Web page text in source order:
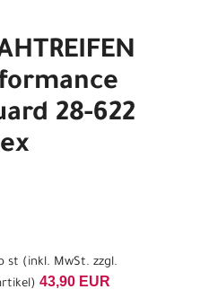
28-622
st (inkl. MwSt. zzgl.
) 43,90 EUR